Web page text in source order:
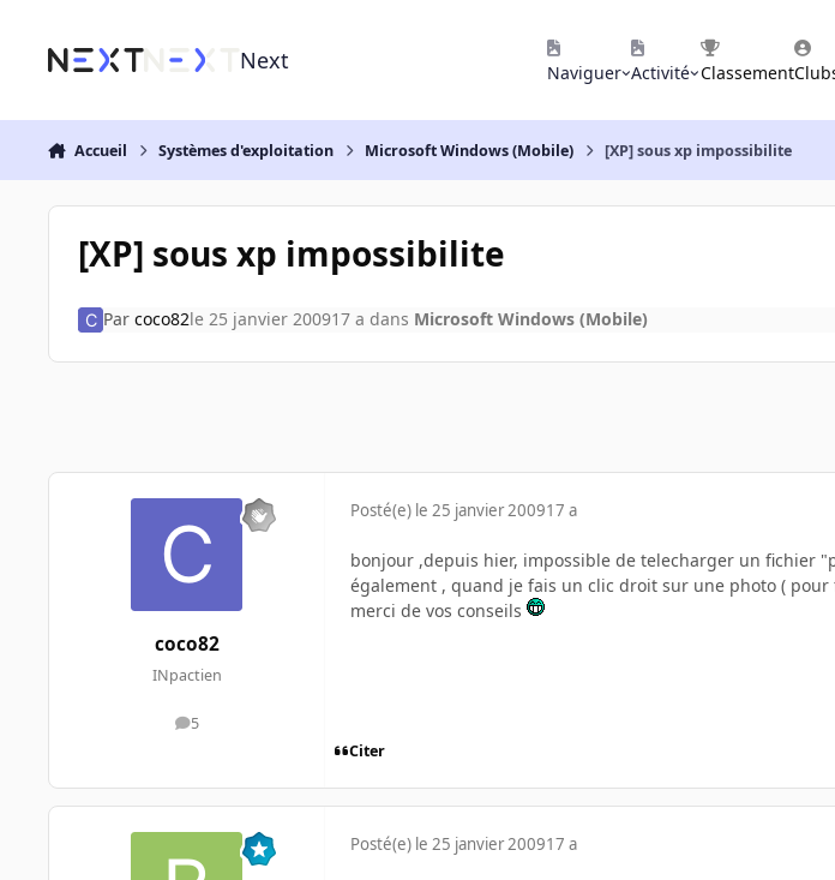
Next Naviguer Activité Classement
Accueil Systèmes d'exploitation Microsoft Windows (Mobile) [XP] sous xp impossibilite
[XP] sous xp impossibilite
Par coco82le 25 janvier 200917 a dans Microsoft Windows (Mobile)
coco82
INpactien
5
messages
Posté(e) le 25 janvier 200917 a
bonjour ,depuis hier, impossible de telecharger un fichier
également , quand je fais un clic droit sur une photo (
merci de vos conseils
Citer
Posté(e) le 25 janvier 200917 a